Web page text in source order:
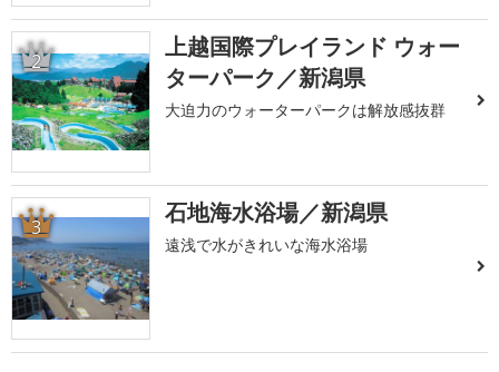
2
上越国際プレイランド ウォー
ターパーク／新潟県
大迫力のウォーターパークは解放感抜群
3 石地海水浴場／新潟県
遠浅で水がきれいな海水浴場